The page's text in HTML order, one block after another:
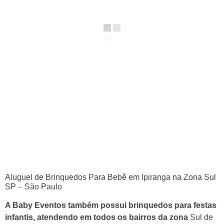
Aluguel de Brinquedos Para Bebê em Ipiranga na Zona Sul
SP – São Paulo
A Baby Eventos também possui brinquedos para festas
infantis, atendendo em todos os bairros da zona Sul de